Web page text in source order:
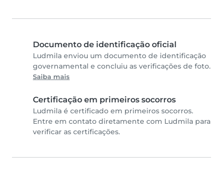
Documento de identificação oficial
Ludmila enviou um documento de identificação
governamental e concluiu as verificações de foto.
Saiba mais
Certificação em primeiros socorros
Ludmila é certificado em primeiros socorros.
Entre em contato diretamente com Ludmila para
verificar as certificações.